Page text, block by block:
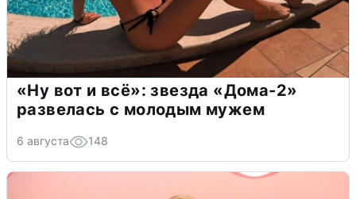
«Ну вот и всё»: звезда «Дома-2»
развелась с молодым мужем
6 августа 148